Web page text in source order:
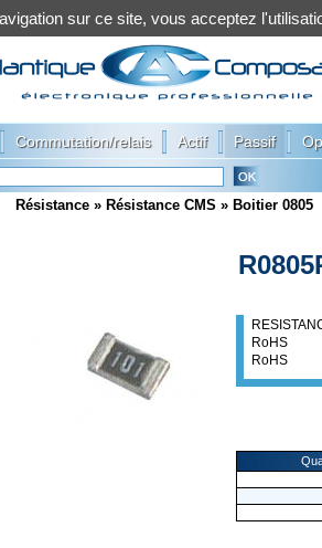
Commutation/relais Actif Passif
Résistance » Résistance CMS » Boitier 0805
RoHS
RoHS
sur ce site, vous acceptez